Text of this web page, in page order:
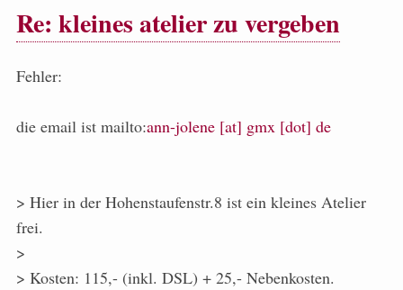
Re: kleines atelier zu vergeben
Fehler:
die email ist mailto:ann-jolene [at] gmx [dot] de
> Hier in der Hohenstaufenstr.8 ist ein kleines Atelier
frei.
>
> Kosten: 115,- (inkl. DSL) + 25,- Nebenkosten.